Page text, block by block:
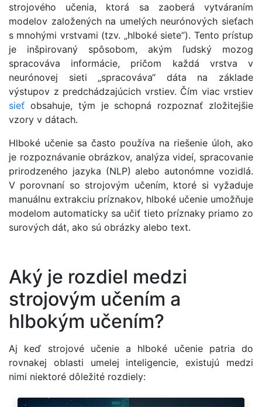
strojového učenia, ktorá sa zaoberá vytváraním
modelov založených na umelých neurónových sieťach
s mnohými vrstvami (tzv. „hlboké siete“). Tento prístup
je inšpirovaný spôsobom, akým ľudský mozog
spracováva informácie, pričom každá vrstva v
neurónovej sieti „spracováva“ dáta na základe
výstupov z predchádzajúcich vrstiev. Čím viac vrstiev
sieť obsahuje, tým je schopná rozpoznať zložitejšie
vzory v dátach.
Hlboké učenie sa často používa na riešenie úloh, ako
je rozpoznávanie obrázkov, analýza videí, spracovanie
prirodzeného jazyka (NLP) alebo autonómne vozidlá.
V porovnaní so strojovým učením, ktoré si vyžaduje
manuálnu extrakciu príznakov, hlboké učenie umožňuje
modelom automaticky sa učiť tieto príznaky priamo zo
surových dát, ako sú obrázky alebo text.
Aký je rozdiel medzi
strojovým učením a
hlbokým učením?
Aj keď strojové učenie a hlboké učenie patria do
rovnakej oblasti umelej inteligencie, existujú medzi
nimi niektoré dôležité rozdiely: